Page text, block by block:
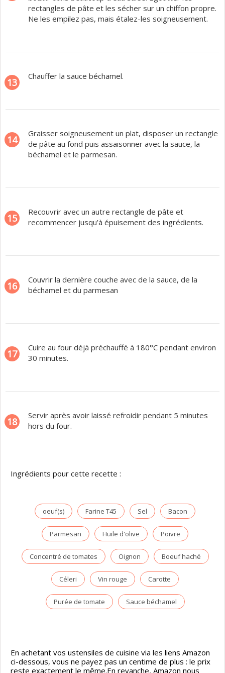
rectangles de pâte et les sécher sur un chiffon propre.
Ne les empilez pas, mais étalez-les soigneusement.
13
Chauffer la sauce béchamel.
14
Graisser soigneusement un plat, disposer un rectangle
de pâte au fond puis assaisonner avec la sauce, la
béchamel et le parmesan.
15
Recouvrir avec un autre rectangle de pâte et
recommencer jusqu’à épuisement des ingrédients.
16
Couvrir la dernière couche avec de la sauce, de la
béchamel et du parmesan
17
Cuire au four déjà préchauffé à 180°C pendant environ
30 minutes.
18
Servir après avoir laissé refroidir pendant 5 minutes
hors du four.
Ingrédients pour cette recette :
oeuf(s) Farine T45 Sel Bacon
Parmesan Huile d'olive Poivre
Concentré de tomates Oignon Boeuf haché
Céleri Vin rouge Carotte
Purée de tomate Sauce béchamel
En achetant vos ustensiles de cuisine via les liens Amazon
ci-dessous, vous ne payez pas un centime de plus : le prix
reste exactement le même.En revanche, Amazon nous